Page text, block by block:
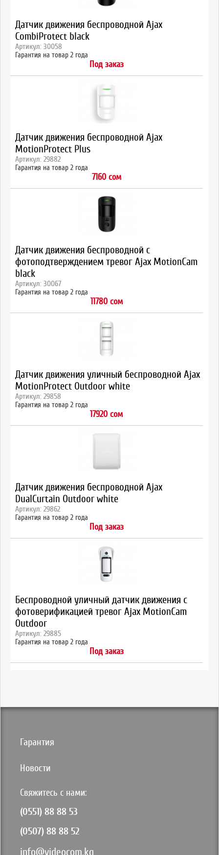
Датчик движения беспроводной Ajax
CombiProtect black
Артикул: 30058
Гарантия на товар 2 года
Под заказ
Датчик движения беспроводной Ajax
MotionProtect Plus
Артикул: 29882
Гарантия на товар 2 года
7160 сом
Датчик движения беспроводной с
фотоподтверждением тревог Ajax MotionCam
black
Артикул: 30067
Гарантия на товар 2 года
11780 сом
Датчик движения уличный беспроводной Ajax
MotionProtect Outdoor white
Артикул: 29858
Гарантия на товар 2 года
17920 сом
Датчик движения беспроводной Ajax
DualCurtain Outdoor white
Артикул: 29862
Гарантия на товар 2 года
Под заказ
Беспроводной уличный датчик движения с
фотоверификацией тревог Ajax MotionCam
Outdoor
Артикул: 29885
Гарантия на товар 2 года
Под заказ
Гарантия
Новости
Свяжитесь с нами:
(0551) 88 88 53
(0507) 88 88 52
info@videocom.kg